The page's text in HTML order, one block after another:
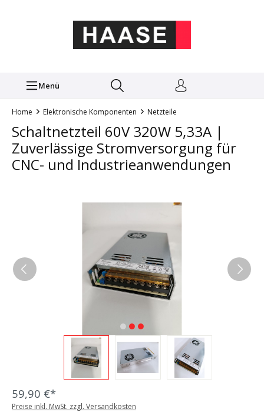
Menü
Home Elektronische Komponenten Netzteile
Schaltnetzteil 60V 320W 5,33A |
Zuverlässige Stromversorgung für
CNC- und Industrieanwendungen
59,90 €*
Preise inkl. MwSt. zzgl. Versandkosten